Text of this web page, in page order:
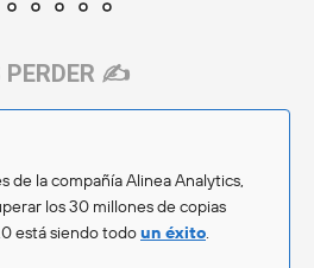
PERDER ✍️
de la compañía Alinea Analytics,
los 30 millones de copias
está siendo todoun éxito.